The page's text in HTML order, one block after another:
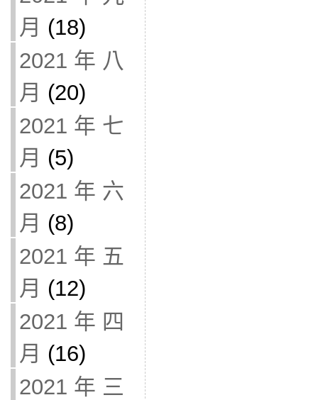
月 (18)
2021 年 八
月 (20)
2021 年 七
月 (5)
2021 年 六
月 (8)
2021 年 五
月 (12)
2021 年 四
月 (16)
2021 年 三